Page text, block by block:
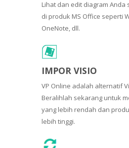
Lihat dan edit diagram Anda
di produk MS Office seperti
OneNote, dll.
IMPOR VISIO
VP Online adalah alternatif
Beralihlah sekarang untuk
yang lebih rendah dan
lebih tinggi.